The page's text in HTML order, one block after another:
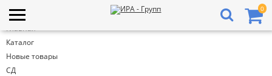
0
Главная
Каталог
Новые товары
СД